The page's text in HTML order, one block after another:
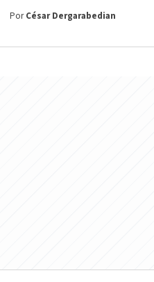
PorCésar Dergarabedian